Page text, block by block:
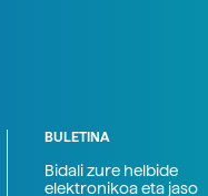
BULETINA
Bidali zure helbide
elektronikoa eta jaso